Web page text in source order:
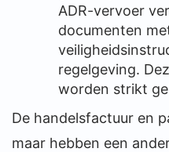
ADR-vervoer
documenten
regelgeving.
worden strikt
De handelsfactuur en
maar hebben een